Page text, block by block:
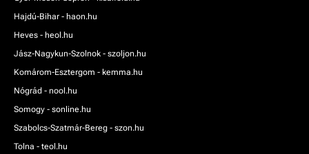
Hajdú-Bihar - haon.hu
Heves - heol.hu
Jász-Nagykun-Szolnok - szoljon.hu
Komárom-Esztergom - kemma.hu
Nógrád - nool.hu
Somogy - sonline.hu
Szabolcs-Szatmár-Bereg - szon.hu
Tolna - teol.hu